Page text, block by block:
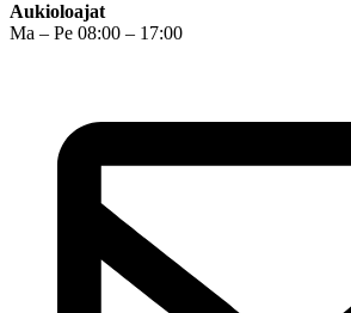
Aukioloajat
Ma – Pe 08:00 – 17:00